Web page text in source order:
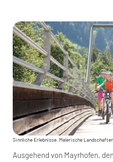
Sinnliche Erlebnisse. Malerische
Ausgehend von Mayrhofen,